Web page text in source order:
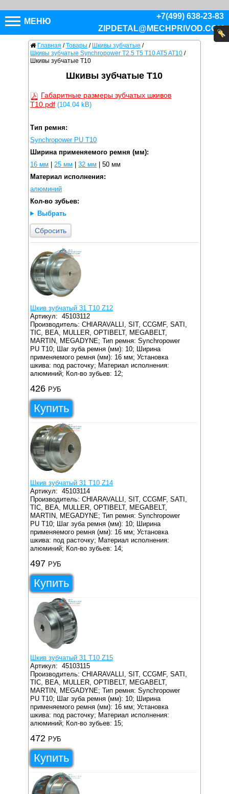
МЕНЮ
+7(499) 638-23-83
ZIPDETAL@MECHPRIVOD.COM
Главная / Товары / Шкивы зубчатые /
Шкивы зубчатые Synchropower T2.5 T5 T10 AT5 AT10 /
Шкивы зубчатые T10
Шкивы зубчатые T10
Габаритные размеры зубчатых шкивов
T10.pdf (104.04 kB)
Тип ремня:
Synchropower PU T10
Ширина применяемого ремня (мм):
16 мм
25 мм |32 мм |50 мм
Материал исполнения:
алюминий
Кол-во зубьев:
Выбрать
Сбросить
Шкив зубчатый 31 T10 Z12
Артикул:45103112
Производитель: CHIARAVALLI, SIT, CCGMF, SATI,
TIC, BEA, MULLER, OPTIBELT, MEGABELT,
MARTIN, MEGADYNE; Тип ремня: Synchropower
PU T10; Шаг зуба ремня (мм): 10; Ширина
применяемого ремня (мм): 16 мм; Установка
шкива: под расточку; Материал исполнения:
алюминий; Кол-во зубьев: 12;
426 РУБ
Купить
Шкив зубчатый 31 T10 Z14
Артикул:45103114
Производитель: CHIARAVALLI, SIT, CCGMF, SATI,
TIC, BEA, MULLER, OPTIBELT, MEGABELT,
MARTIN, MEGADYNE; Тип ремня: Synchropower
PU T10; Шаг зуба ремня (мм): 10; Ширина
применяемого ремня (мм): 16 мм; Установка
шкива: под расточку; Материал исполнения:
алюминий; Кол-во зубьев: 14;
497 РУБ
Купить
Шкив зубчатый 31 T10 Z15
Артикул:45103115
Производитель: CHIARAVALLI, SIT, CCGMF, SATI,
TIC, BEA, MULLER, OPTIBELT, MEGABELT,
MARTIN, MEGADYNE; Тип ремня: Synchropower
PU T10; Шаг зуба ремня (мм): 10; Ширина
применяемого ремня (мм): 16 мм; Установка
шкива: под расточку; Материал исполнения:
алюминий; Кол-во зубьев: 15;
472 РУБ
Купить